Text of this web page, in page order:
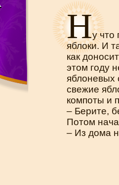
Ну
яблоки. И
как
этом году
яблоневых
свежие
компоты и
– Берите,
Потом
– Из дома